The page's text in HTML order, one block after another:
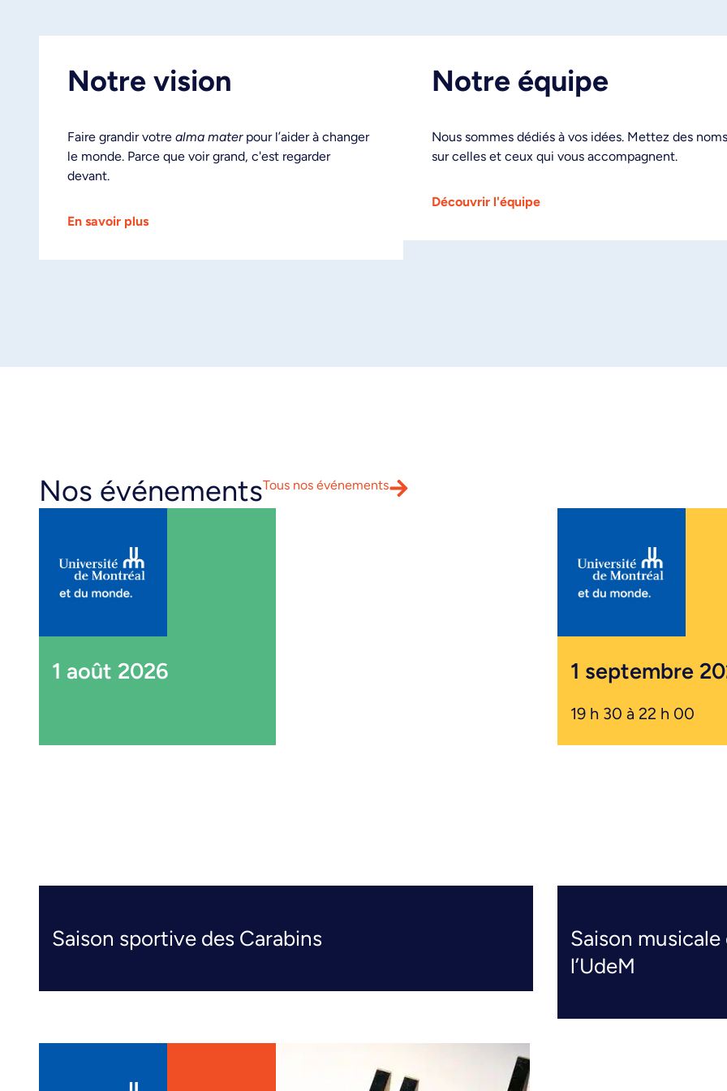
Notre vision
Faire grandir votre alma materpour l’aider à changer
le monde. Parce que voir grand, c'est regarder
devant.
En savoir plus
Notre équipe
Nous sommes dédiés à vos idées. Mettez des
sur celles et ceux qui vous accompagnent.
Découvrir l'équipe
Nos événementsTous nos événements
1 août 2026
Saison sportive des Carabins
1 septembre
19 h 30 à 22 h 00
Saison
l’UdeM